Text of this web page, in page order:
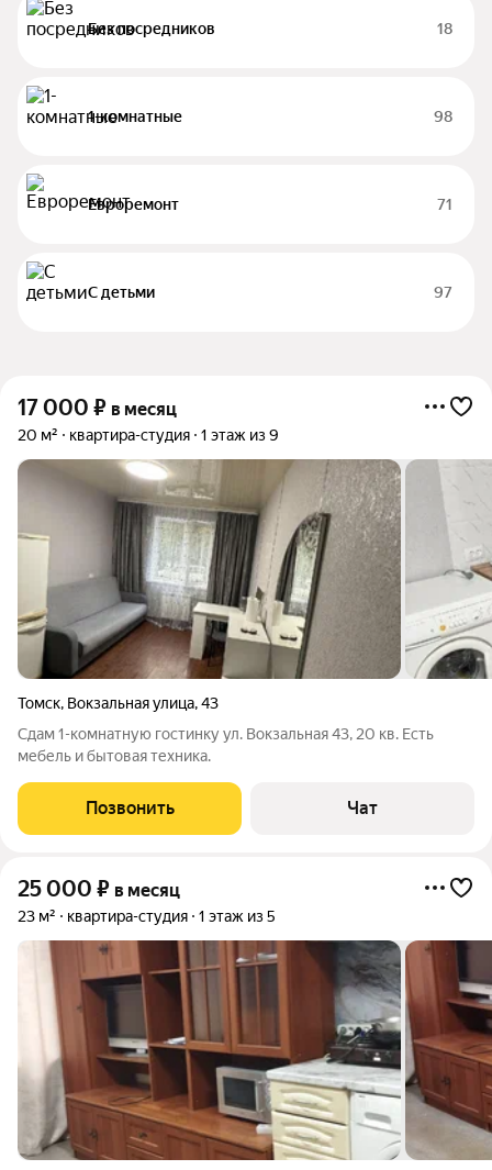
Без посредников 18
1-комнатные 98
Евроремонт 71
С детьми 97
17 000 ₽ в месяц
20 м² квартира-студия 1 этаж из 9
Томск, Вокзальная улица,43
Сдам 1-комнатную гостинку ул. Вокзальная 43, 20 кв. Есть
мебель и бытовая техника.
Позвонить Чат
25 000 ₽ в месяц
23 м² квартира-студия 1 этаж из 5